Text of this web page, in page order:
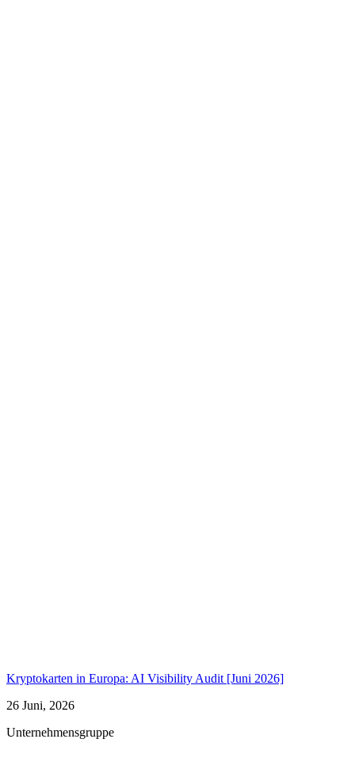
Kryptokarten in Europa: AI Visibility Audit [Juni 2026]
26 Juni, 2026
Unternehmensgruppe